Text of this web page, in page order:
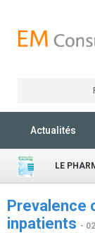
Actualités
LE
Prevalence
inpatients -